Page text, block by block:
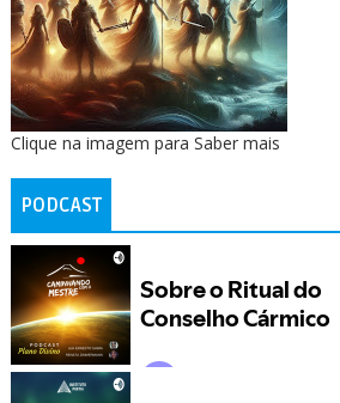
Clique na imagem para Saber mais
PODCAST